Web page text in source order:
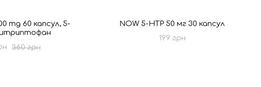
mg 60 капсул, 5-
360 грн
NOW 5-HTP 50 мг 30 капсул
199 грн